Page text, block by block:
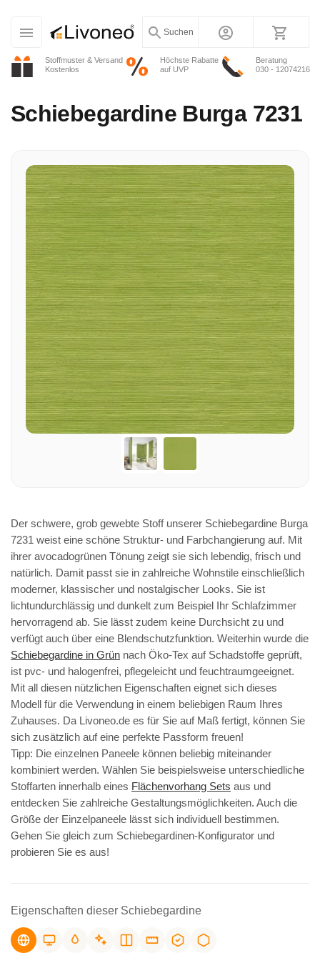
Stoffmuster & Versand
Kostenlos
Höchste Rabatte
auf UVP
Beratung
030 - 12074216
Suchen
Schiebegardine Burga 7231
Der schwere, grob gewebte Stoff unserer Schiebegardine Burga
7231 weist eine schöne Struktur- und Farbchangierung auf. Mit
ihrer avocadogrünen Tönung zeigt sie sich lebendig, frisch und
natürlich. Damit passt sie in zahlreiche Wohnstile einschließlich
moderner, klassischer und nostalgischer Looks. Sie ist
lichtundurchlässig und dunkelt zum Beispiel Ihr Schlafzimmer
hervorragend ab. Sie lässt zudem keine Durchsicht zu und
verfügt auch über eine Blendschutzfunktion. Weiterhin wurde die
Schiebegardine in Grün nach Öko-Tex auf Schadstoffe geprüft,
ist pvc- und halogenfrei, pflegeleicht und feuchtraumgeeignet.
Mit all diesen nützlichen Eigenschaften eignet sich dieses
Modell für die Verwendung in einem beliebigen Raum Ihres
Zuhauses. Da Livoneo.de es für Sie auf Maß fertigt, können Sie
sich zusätzlich auf eine perfekte Passform freuen!
Tipp: Die einzelnen Paneele können beliebig miteinander
kombiniert werden. Wählen Sie beispielsweise unterschiedliche
Stoffarten innerhalb eines Flächenvorhang Sets aus und
entdecken Sie zahlreiche Gestaltungsmöglichkeiten. Auch die
Größe der Einzelpaneele lässt sich individuell bestimmen.
Gehen Sie gleich zum Schiebegardinen-Konfigurator und
probieren Sie es aus!
Eigenschaften dieser Schiebegardine